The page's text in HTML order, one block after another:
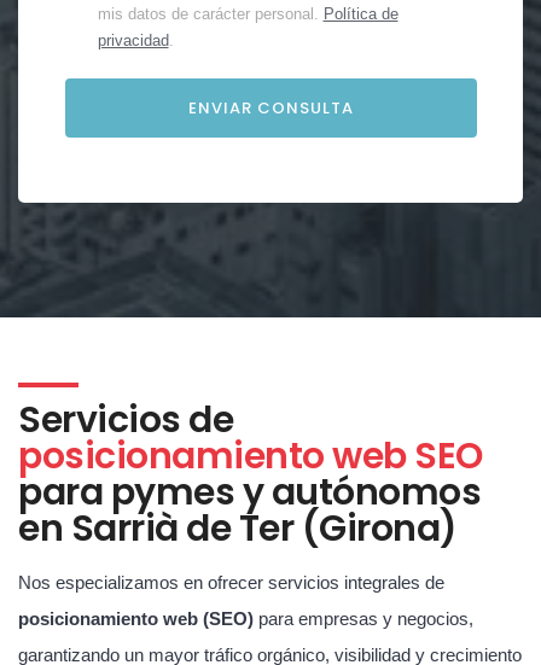
mis datos de carácter personal. Política de
privacidad.
Servicios de
posicionamiento web SEO
para pymes y autónomos
en Sarrià de Ter (Girona)
Nos especializamos en ofrecer servicios integrales de
posicionamiento web (SEO) para empresas y negocios,
garantizando un mayor tráfico orgánico, visibilidad y crecimiento